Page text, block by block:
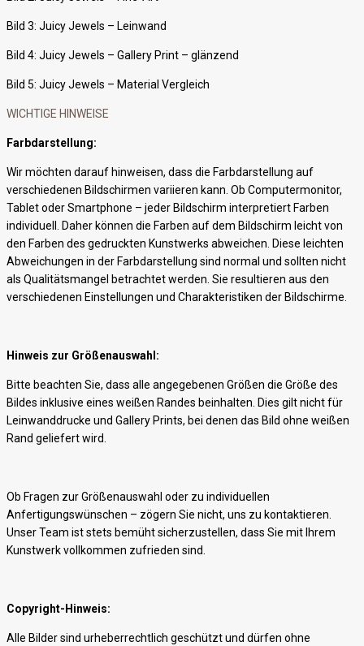
Bild 3: Juicy Jewels – Leinwand
Bild 4: Juicy Jewels – Gallery Print – glänzend
Bild 5: Juicy Jewels – Material Vergleich
WICHTIGE HINWEISE
Farbdarstellung:
Wir möchten darauf hinweisen, dass die Farbdarstellung auf
verschiedenen Bildschirmen variieren kann. Ob Computermonitor,
Tablet oder Smartphone – jeder Bildschirm interpretiert Farben
individuell. Daher können die Farben auf dem Bildschirm leicht von
den Farben des gedruckten Kunstwerks abweichen. Diese leichten
Abweichungen in der Farbdarstellung sind normal und sollten nicht
als Qualitätsmangel betrachtet werden. Sie resultieren aus den
verschiedenen Einstellungen und Charakteristiken der Bildschirme.
Hinweis zur Größenauswahl:
Bitte beachten Sie, dass alle angegebenen Größen die Größe des
Bildes inklusive eines weißen Randes beinhalten. Dies gilt nicht für
Leinwanddrucke und Gallery Prints, bei denen das Bild ohne weißen
Rand geliefert wird.
Ob Fragen zur Größenauswahl oder zu individuellen
Anfertigungswünschen – zögern Sie nicht, uns zu kontaktieren.
Unser Team ist stets bemüht sicherzustellen, dass Sie mit Ihrem
Kunstwerk vollkommen zufrieden sind.
Copyright-Hinweis:
Alle Bilder sind urheberrechtlich geschützt und dürfen ohne